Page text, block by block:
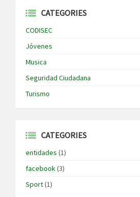
CATEGORIES
CODISEC
Jóvenes
Musica
Seguridad Ciudadana
Turismo
CATEGORIES
entidades (1)
facebook(3)
Sport(1)